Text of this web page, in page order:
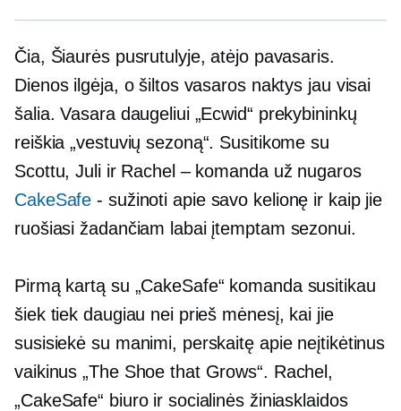
Čia, Šiaurės pusrutulyje, atėjo pavasaris.
Dienos ilgėja, o šiltos vasaros naktys jau visai
šalia. Vasara daugeliui „Ecwid“ prekybininkų
reiškia „vestuvių sezoną“. Susitikome su
Scottu, Juli ir Rachel – komanda už nugaros
CakeSafe - sužinoti apie savo kelionę ir kaip jie
ruošiasi žadančiam labai įtemptam sezonui.
Pirmą kartą su „CakeSafe“ komanda susitikau
šiek tiek daugiau nei prieš mėnesį, kai jie
susisiekė su manimi, perskaitę apie neįtikėtinus
vaikinus „The Shoe that Grows“. Rachel,
„CakeSafe“ biuro ir socialinės žiniasklaidos